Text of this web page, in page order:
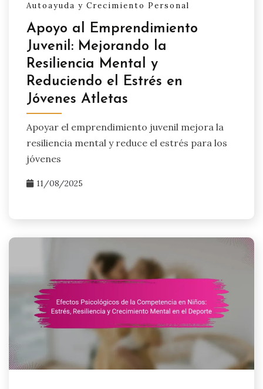
Autoayuda y Crecimiento Personal
Apoyo al Emprendimiento
Juvenil: Mejorando la
Resiliencia Mental y
Reduciendo el Estrés en
Jóvenes Atletas
Apoyar el emprendimiento juvenil mejora la
resiliencia mental y reduce el estrés para los
jóvenes
11/08/2025